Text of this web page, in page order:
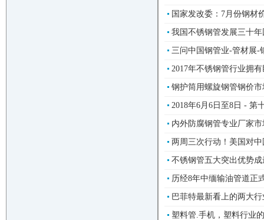
国家发改委：7月份钢材
我国不锈钢管发展三十
三问中国钢管业-管材展-
2017年不锈钢管行业拥
钢护筒用螺旋钢管钢价
2018年6月6日至8日 - 第
内外防腐钢管专业厂家
两周三次行动！美国对
不锈钢管五大突出优势
历经8年中缅输油管道正
巴菲特最新看上的两大
塑料管.手机，塑料行业